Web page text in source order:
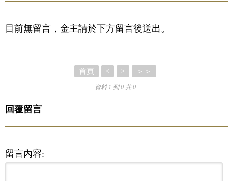
目前無留言，金主請於下方留言後送出。
首頁 < > ＞＞
資料 1 到 0 共 0
回覆留言
留言內容: